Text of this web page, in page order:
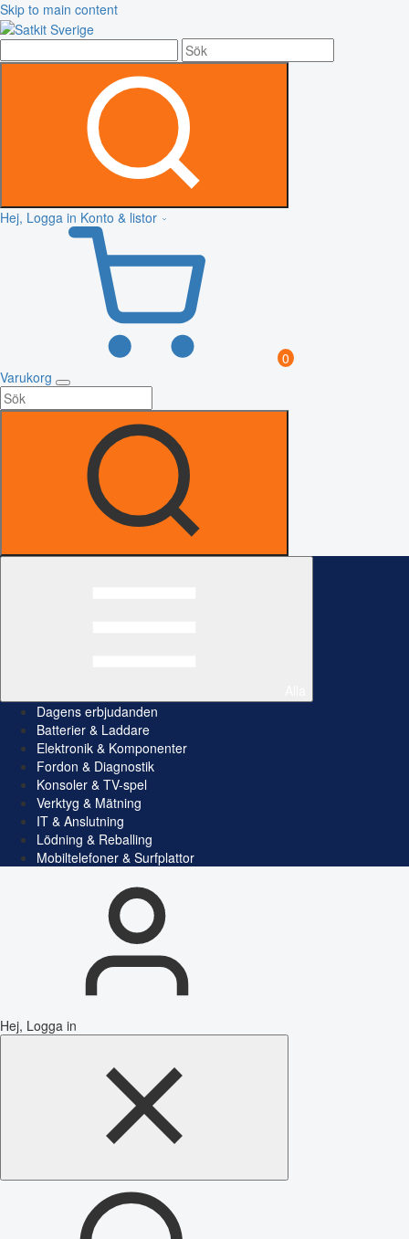
Skip to main content
Hej, Logga in Konto & listor
0
Varukorg
Dagens erbjudanden
Batterier & Laddare
Elektronik & Komponenter
Fordon & Diagnostik
Konsoler & TV-spel
Verktyg & Mätning
IT & Anslutning
Lödning & Reballing
Mobiltelefoner & Surfplattor
Hej, Logga in